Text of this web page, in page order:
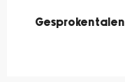
Gesproken talen
Gesproken talen